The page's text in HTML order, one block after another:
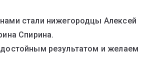
стали нижегородцы Алексей
Спирина.
результатом и желаем